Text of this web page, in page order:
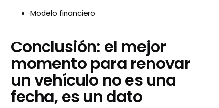
Modelo financiero
Conclusión: el mejor
momento para renovar
un vehículo no es una
fecha, es un dato